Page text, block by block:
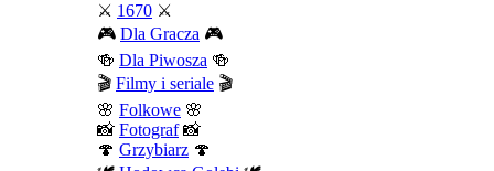
⚔️ 1670 ⚔️
🎮 Dla Gracza 🎮
🍻 Dla Piwosza 🍻
🎬 Filmy i seriale 🎬
🌸 Folkowe 🌸
📸 Fotograf📸
🍄 Grzybiarz 🍄